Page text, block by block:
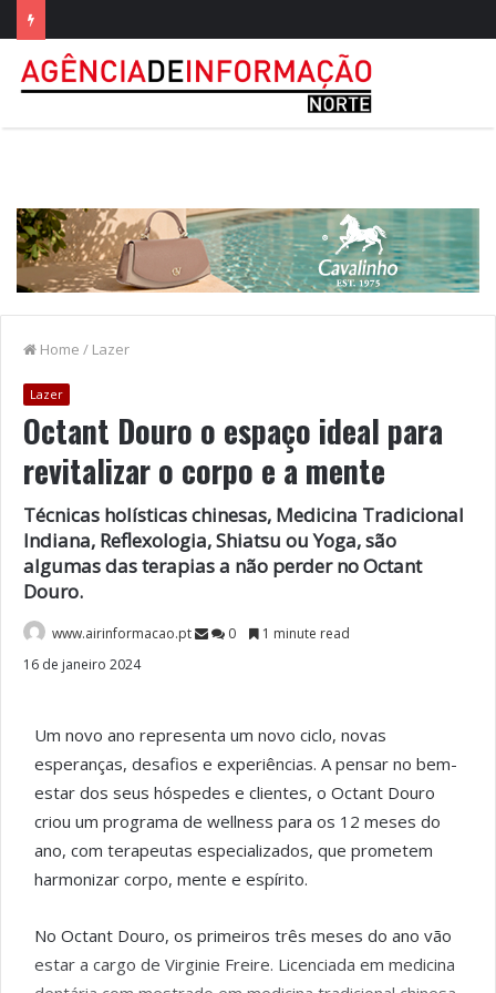
Home / Lazer
Lazer
Octant Douro o espaço ideal para
revitalizar o corpo e a mente
Técnicas holísticas chinesas, Medicina Tradicional
Indiana, Reflexologia, Shiatsu ou Yoga, são
algumas das terapias a não perder no Octant
Douro.
www.airinformacao.pt 0
1 minute read
16 de janeiro 2024
Um novo ano representa um novo ciclo, novas
esperanças, desafios e experiências. A pensar no bem-
estar dos seus hóspedes e clientes, o Octant Douro
criou um programa de wellness para os 12 meses do
ano, com terapeutas especializados, que prometem
harmonizar corpo, mente e espírito.
No Octant Douro, os primeiros três meses do ano vão
estar a cargo de Virginie Freire. Licenciada em medicina